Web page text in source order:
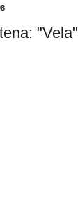
"Vela"